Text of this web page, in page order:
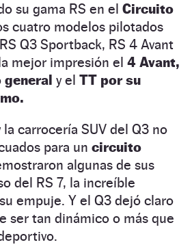
su gama RS en el Circuito
cuatro modelos pilotados
Q3 Sportback, RS 4 Avant
mejor impresión el 4 Avant,
y el TT por su
la carrocería SUV del Q3 no
para un circuito
algunas de sus
del RS 7, la increíble
empuje. Y el Q3 dejó claro
ser tan dinámico o más que